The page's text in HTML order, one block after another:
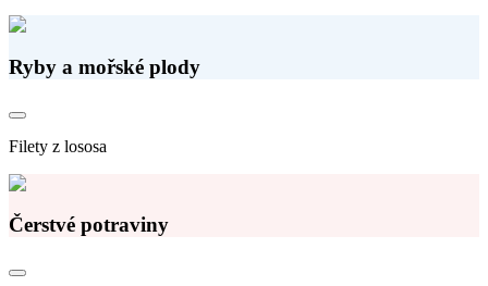
Ryby a mořské plody
Filety z lososa
Čerstvé potraviny